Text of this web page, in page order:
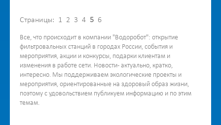
Страницы: 1 2 3 4 5 6
Все, что происходит в компании "Водоробот": открытие
фильтровальных станций в городах России, события и
мероприятия, акции и конкурсы, подарки клиентам и
изменения в работе сети. Новости - актуально, кратко,
интересно. Мы поддерживаем экологические проекты и
мероприятия, ориентированные на здоровый образ жизни,
поэтому с удовольствием публикуем информацию и по этим
темам.